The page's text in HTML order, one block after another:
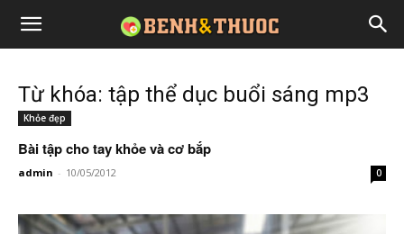
Từ khóa: tập thể dục buổi sáng mp3
Khỏe đẹp
Bài tập cho tay khỏe và cơ bắp
admin - 10/05/2012 0